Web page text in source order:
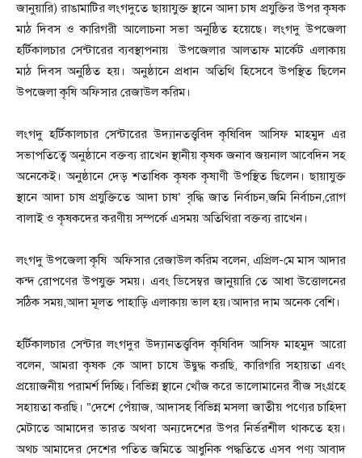
জানুয়ারি) রাঙামাটির লংগদুতে ছায়াযুক্ত স্থানে আদা চাষ প্রযুক্তির উপর কৃষক
মাঠ দিবস ও কারিগরী আলোচনা সভা অনুষ্ঠিত হয়েছে। লংগদু উপজেলা
হর্টিকালচার সেন্টারের ব্যবস্থাপনায় উপজেলার আলতাফ মার্কেট এলাকায়
মাঠ দিবস অনুষ্ঠিত হয়। অনুষ্ঠানে প্রধান অতিথি হিসেবে উপস্থিত ছিলেন
উপজেলা কৃষি অফিসার রেজাউল করিম।
লংগদু হর্টিকালচার সেন্টারের উদ্যানতত্ত্ববিদ কৃষিবিদ আসিফ মাহমুদ এর
সভাপতিত্বে অনুষ্ঠানে বক্তব্য রাখেন স্থানীয় কৃষক জনাব জয়নাল আবেদিন সহ
অনেকেই। অনুষ্ঠানে দেড় শতাধিক কৃষক কৃষাণী উপস্থিত ছিলেন। ছায়াযুক্ত
স্থানে আদা চাষ প্রযুক্তিতে আদা চাষ’ বৃদ্ধি জাত নির্বাচন,জমি নির্বাচন,রোগ
বালাই ও কৃষকদের করণীয় সম্পর্কে এসময় অতিথিরা বক্তব্য রাখেন।
লংগদু উপজেলা কৃষি অফিসার রেজাউল করিম বলেন, এপ্রিল-মে মাস আদার
কন্দ রোপণের উপযুক্ত সময়। এবং ডিসেম্বর জানুয়ারি তে আধা উত্তোলনের
সঠিক সময়,আদা মূলত পাহাড়ি এলাকায় ভাল হয়।আদার দাম অনেক বেশি।
হর্টিকালচার সেন্টার লংগদুর উদ্যানতত্ত্ববিদ কৃষিবিদ আসিফ মাহমুদ আরো
বলেন, আমরা কৃষক কে আদা চাষে উদ্বুদ্ধ করছি, কারিগরি সহায়তা এবং
প্রয়োজনীয় পরামর্শ দিচ্ছি। বিভিন্ন স্থানে খোঁজ করে ভালোমানের বীজ সংগ্রহে
সহায়তা করছি। “দেশে পেঁয়াজ, আদাসহ বিভিন্ন মসলা জাতীয় পণ্যের চাহিদা
মেটাতে আমাদের ভারত অথবা অন্যদেশের উপর নির্ভরশীল থাকতে হয়।
অথচ আমাদের দেশের পতিত জমিতে আধুনিক পদ্ধতিতে এসব পণ্য আবাদ